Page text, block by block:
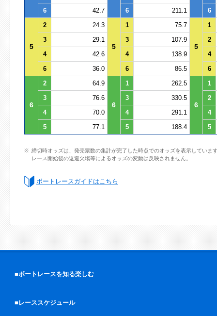
6
42.7 6 211.1 6
5
2 24.3
5
1 75.7
5
1
3
29.1 3 107.9
2
4
42.6 4 138.9
4
6
36.0 6 86.5 6
6
2 64.9
6
1 262.5
6
1
3
76.6 3 330.5
2
4
70.0 4 291.1
4
5
77.1 5 188.4 5
締切時オッズは、発売票数の集計が完了した時点でのオッズを表示していま
レース開始後の返還欠場等によるオッズの変動は反映されません。
ボートレースガイドはこちら
■ボートレースを知る楽しむ
■レーススケジュール